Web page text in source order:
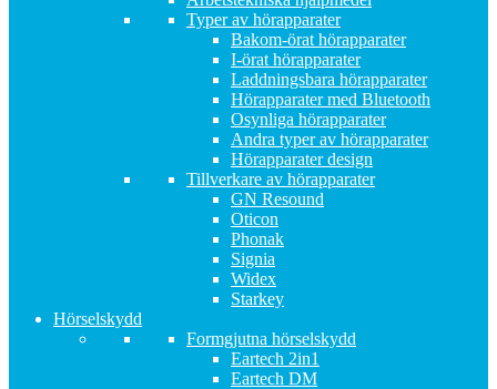
Typer av hörapparater
Bakom-örat hörapparater
I-örat hörapparater
Laddningsbara hörapparater
Hörapparater med Bluetooth
Osynliga hörapparater
Andra typer av hörapparater
Hörapparater design
Tillverkare av hörapparater
GN Resound
Oticon
Phonak
Signia
Widex
Starkey
Hörselskydd
Formgjutna hörselskydd
Eartech 2in1
Eartech DM